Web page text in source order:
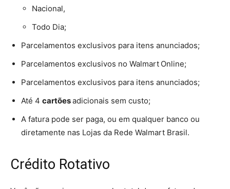
Nacional,
Todo Dia;
Parcelamentos exclusivos para itens anunciados;
Parcelamentos exclusivos no Walmart Online;
Parcelamentos exclusivos para itens anunciados;
Até 4 cartõesadicionais sem custo;
A fatura pode ser paga, ou em qualquer banco ou
diretamente nas Lojas da Rede Walmart Brasil.
Crédito Rotativo